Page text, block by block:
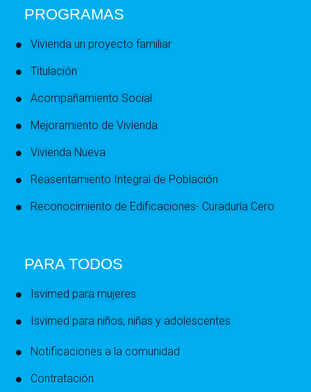
PROGRAMAS
Vivienda un proyecto familiar
Titulación
Acompañamiento Social
Mejoramiento de Vivienda
Vivienda Nueva
Reasentamiento Integral de Población
Reconocimiento de Edificaciones- Curaduría Cero
PARA TODOS
Isvimed para mujeres
Isvimed para niños, niñas y adolescentes
Notificaciones a la comunidad
Contratación